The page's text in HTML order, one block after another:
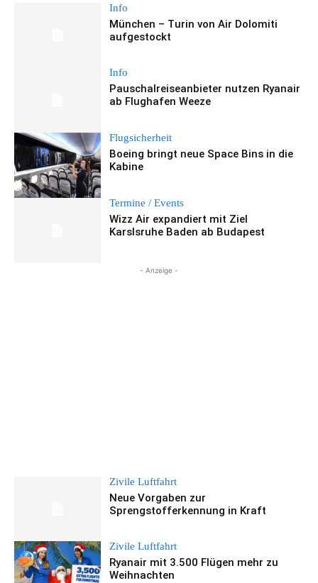
Info
München – Turin von Air Dolomiti
aufgestockt
Info
Pauschalreiseanbieter nutzen Ryanair
ab Flughafen Weeze
Flugsicherheit
Boeing bringt neue Space Bins in die
Kabine
Termine / Events
Wizz Air expandiert mit Ziel
Karslsruhe Baden ab Budapest
- Anzeige -
Zivile Luftfahrt
Neue Vorgaben zur
Sprengstofferkennung in Kraft
Zivile Luftfahrt
Ryanair mit 3.500 Flügen mehr zu
Weihnachten